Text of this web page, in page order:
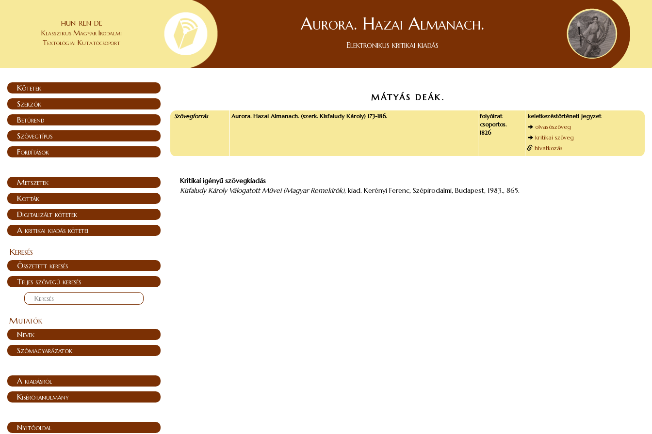
HUN–REN-DE
Klasszikus Magyar Irodalmi
Textológiai Kutatócsoport
Aurora. Hazai Almanach.
Elektronikus kritikai kiadás
Kötetek
Szerzők
Betűrend
Szövegtípus
Fordítások
Metszetek
Kották
Digitalizált kötetek
A kritikai kiadás kötetei
Keresés
Összetett keresés
Teljes szövegű keresés
Mutatók
Nevek
Szómagyarázatok
A kiadásról
Kísérőtanulmány
Nyitóoldal
MÁTYÁS DEÁK.
Szövegforrás Aurora. Hazai Almanach. (szerk. Kisfaludy Károly) 173-186.
folyóirat
csoportos.
1826
keletkezéstörténeti jegyzet
olvasószöveg
kritikai szöveg
hivatkozás
Kritikai igényű szövegkiadás
Kisfaludy Károly Válogatott Művei (Magyar Remekírók), kiad. Kerényi Ferenc, Szépirodalmi, Budapest, 1983., 865.